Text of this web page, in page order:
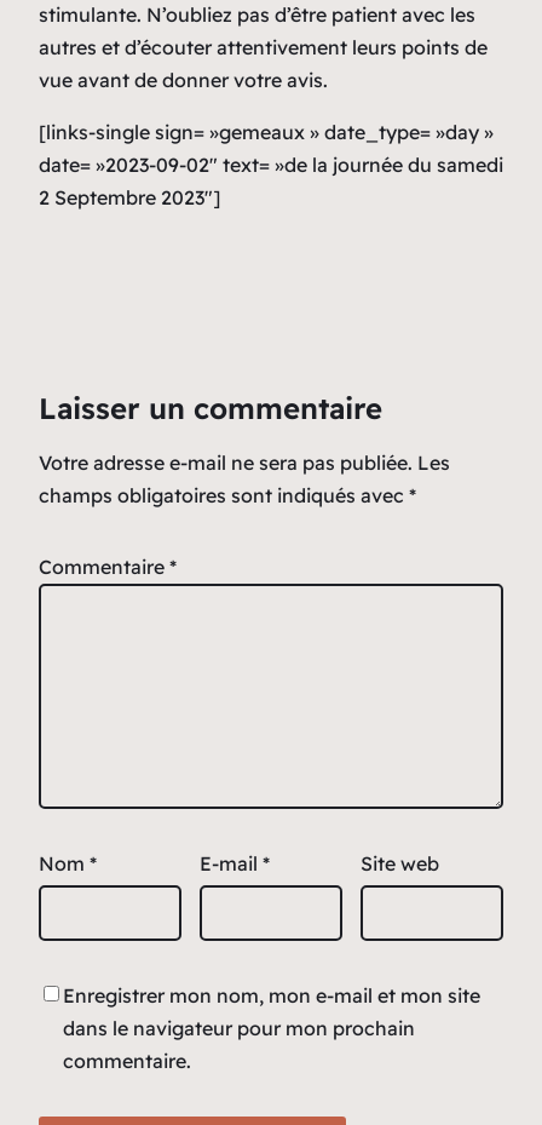
stimulante. N’oubliez pas d’être patient avec les
autres et d’écouter attentivement leurs points de
vue avant de donner votre avis.
[links-single sign= »gemeaux » date_type= »day »
date= »2023-09-02″ text= »de la journée du samedi
2 Septembre 2023″]
Laisser un commentaire
Votre adresse e-mail ne sera pas publiée. Les
champs obligatoires sont indiqués avec *
Commentaire *
Nom * E-mail * Site web
Enregistrer mon nom, mon e-mail et mon site
dans le navigateur pour mon prochain
commentaire.